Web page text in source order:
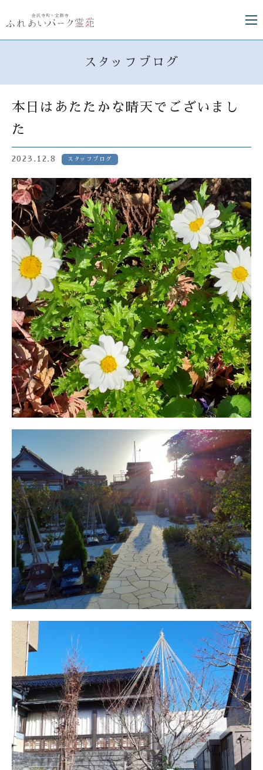
スタッフブログ
本日はあたたかな晴天でございまし
た
2023.12.8 スタッフブログ